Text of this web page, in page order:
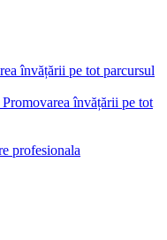
învățării pe tot parcursul
învățării pe tot
profesionala